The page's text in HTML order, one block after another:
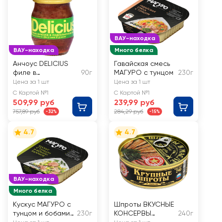
ВАУ-находка
Анчоус DELICIUS
филе в
подсолнечном
масле
90г
Цена за 1 шт
С Картой №1
509,99 руб
757,89 руб -32%
ВАУ-находка
Много белка
Гавайская смесь
МАГУРО с тунцом
230г
Цена за 1 шт
С Картой №1
239,99 руб
284,29 руб -15%
ВАУ-находка
Много белка
4.7
Кускус МАГУРО с
тунцом и бобами
230г
4.7
Шпроты ВКУСНЫЕ
КОНСЕРВЫ
240г